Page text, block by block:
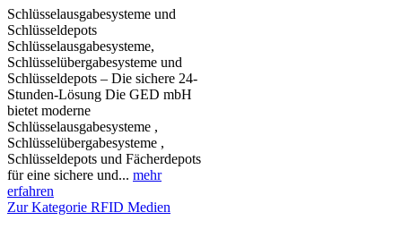
Schlüsselausgabesysteme und
Schlüsseldepots
Schlüsselausgabesysteme,
Schlüsselübergabesysteme und
Schlüsseldepots – Die sichere 24-
Stunden-Lösung Die GED mbH
bietet moderne
Schlüsselausgabesysteme ,
Schlüsselübergabesysteme ,
Schlüsseldepots und Fächerdepots
für eine sichere und... mehr
erfahren
Zur Kategorie RFID Medien